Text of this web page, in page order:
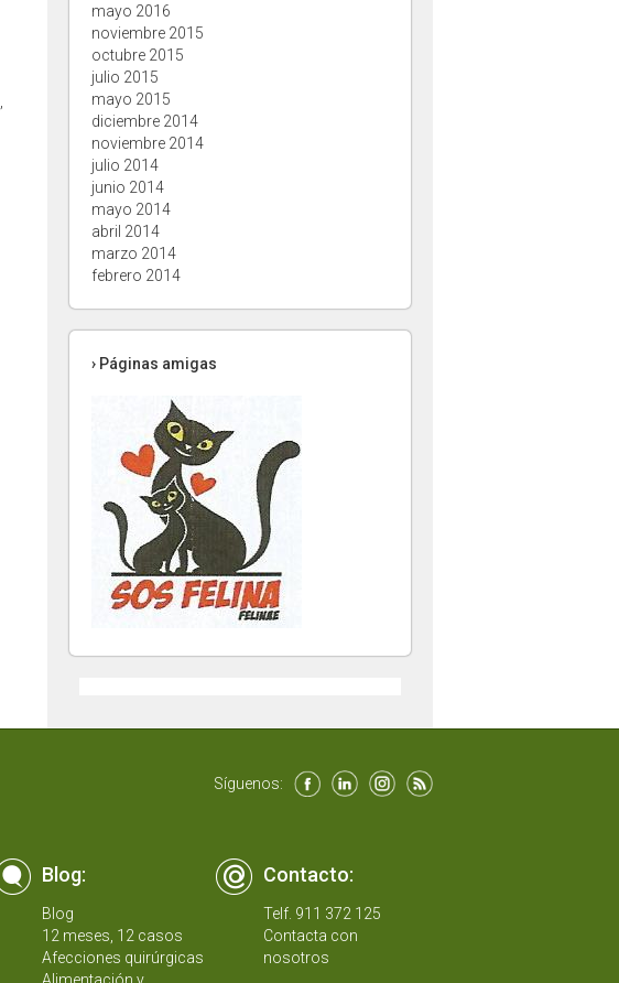
mayo 2016
noviembre 2015
octubre 2015
julio 2015
mayo 2015
diciembre 2014
noviembre 2014
julio 2014
junio 2014
mayo 2014
abril 2014
marzo 2014
febrero 2014
› Páginas amigas
Síguenos:
Blog: Contacto:
Blog
12 meses, 12 casos
Afecciones quirúrgicas
Telf. 911 372 125
Contacta con
nosotros